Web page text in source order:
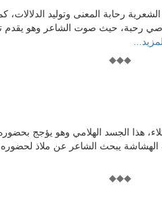
رحابة المعنى وتوليد
رحبة، حيث صوت الشاعر وهو يقدم
هذا الجسد الهلامي وهو يؤجج
يبحث الشاعر عن ملاذ لحضوره